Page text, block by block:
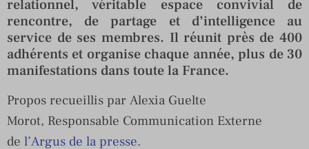
relationnel, véritable espace convivial de
rencontre, de partage et d’intelligence au
service de ses membres. Il réunit près de 400
adhérents et organise chaque année, plus de 30
manifestations dans toute la France.
Propos recueillis par Alexia Guelte
Morot, Responsable Communication Externe
de l’Argus de la presse.